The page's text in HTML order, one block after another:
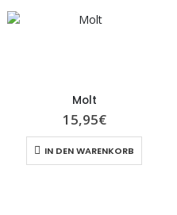
Molt
15,95€
IN DEN WARENKORB